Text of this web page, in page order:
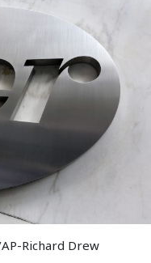
Richard Drew